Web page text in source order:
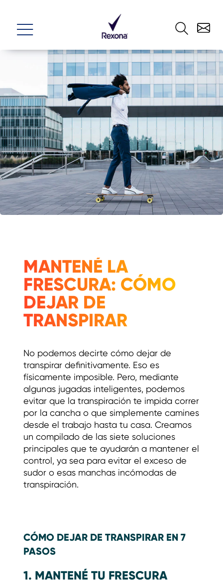
MANTENÉ LA
FRESCURA: CÓMO
DEJAR DE
TRANSPIRAR
No podemos decirte cómo dejar de
transpirar definitivamente. Eso es
físicamente imposible. Pero, mediante
algunas jugadas inteligentes, podemos
evitar que la transpiración te impida correr
por la cancha o que simplemente camines
desde el trabajo hasta tu casa. Creamos
un compilado de las siete soluciones
principales que te ayudarán a mantener el
control, ya sea para evitar el exceso de
sudor o esas manchas incómodas de
transpiración.
CÓMO DEJAR DE TRANSPIRAR EN 7
PASOS
1. MANTENÉ TU FRESCURA